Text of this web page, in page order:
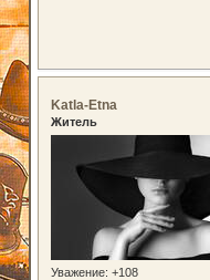
Katla-Etna
Житель
Уважение: +108